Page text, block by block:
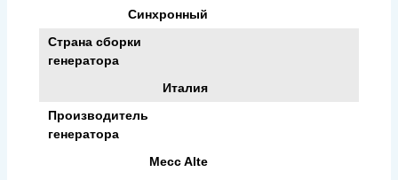
Синхронный
Страна сборки
генератора
Италия
Производитель
генератора
Mecc Alte